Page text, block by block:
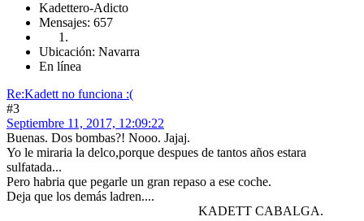
Kadettero-Adicto
Mensajes: 657
Ubicación: Navarra
En línea
Re:Kadett no funciona :(
#3
Septiembre 11, 2017, 12:09:22
Buenas. Dos bombas?! Nooo. Jajaj.
Yo le miraria la delco,porque despues de tantos años estara
sulfatada...
Pero habria que pegarle un gran repaso a ese coche.
Deja que los demás ladren....
KADETT CABALGA.